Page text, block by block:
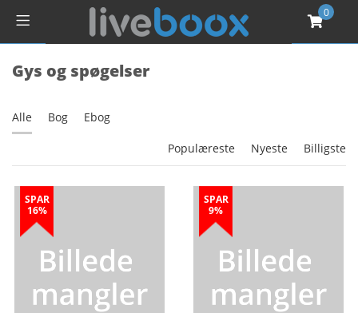
0
Gys og spøgelser
Alle Bog Ebog
Populæreste Nyeste Billigste
SPAR
16%
SPAR
9%